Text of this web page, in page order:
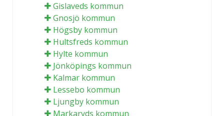
Gislaveds kommun
Gnosjö kommun
Högsby kommun
Hultsfreds kommun
Hylte kommun
Jönköpings kommun
Kalmar kommun
Lessebo kommun
Ljungby kommun
Markaryds kommun